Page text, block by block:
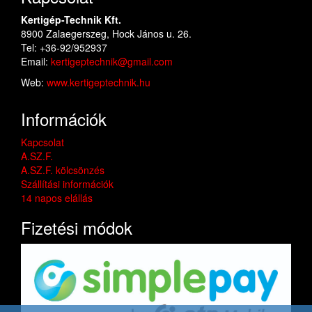
Kertigép-Technik Kft.
8900 Zalaegerszeg, Hock János u. 26.
Tel: +36-92/952937
Email: kertigeptechnik@gmail.com
Web: www.kertigeptechnik.hu
Információk
Kapcsolat
A.SZ.F.
A.SZ.F. kölcsönzés
Szállítási információk
14 napos elállás
Fizetési módok